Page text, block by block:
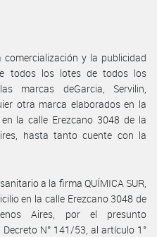
comercialización y la publicidad
todos los lotes de todos los
marcas deGarcia, Servilin,
otra marca elaborados en la
la calle Erezcano 3048 de la
hasta tanto cuente con la
a la firma QUÍMICA SUR,
en la calle Erezcano 3048 de
Aires, por el presunto
N° 141/53, al artículo 1°